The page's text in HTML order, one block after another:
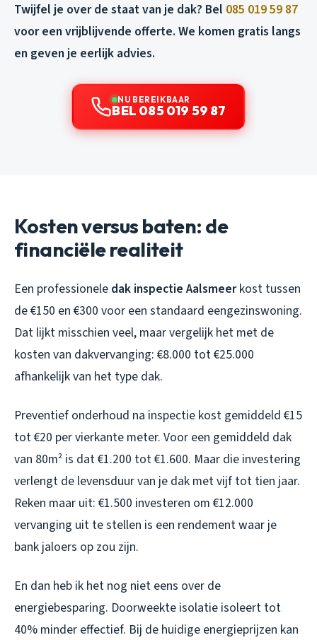
Twijfel je over de staat van je dak? Bel 085 019 59 87
voor een vrijblijvende offerte. We komen gratis langs
en geven je eerlijk advies.
NU BEREIKBAAR
BEL 085 019 59 87
Kosten versus baten: de
financiële realiteit
Een professionele dak inspectie Aalsmeerkost tussen
de €150 en €300 voor een standaard eengezinswoning.
Dat lijkt misschien veel, maar vergelijk het met de
kosten van dakvervanging: €8.000 tot €25.000
afhankelijk van het type dak.
Preventief onderhoud na inspectie kost gemiddeld €15
tot €20 per vierkante meter. Voor een gemiddeld dak
van 80m² is dat €1.200 tot €1.600. Maar die investering
verlengt de levensduur van je dak met vijf tot tien jaar.
Reken maar uit: €1.500 investeren om €12.000
vervanging uit te stellen is een rendement waar je
bank jaloers op zou zijn.
En dan heb ik het nog niet eens over de
energiebesparing. Doorweekte isolatie isoleert tot
40% minder effectief. Bij de huidige energieprijzen kan